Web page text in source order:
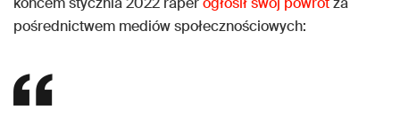
pośrednictwem mediów społecznościowych: